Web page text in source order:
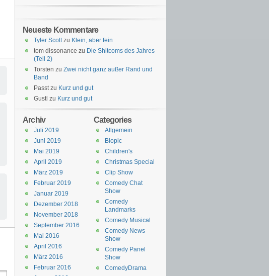
Neueste Kommentare
Tyler Scottzu Klein, aber fein
tom dissonance zu Die Shitcoms des Jahres
(Teil 2)
Torsten zu Zwei nicht ganz außer Rand und
Band
Passtzu Kurz und gut
Gustl zu Kurz und gut
Categories
Allgemein
Biopic
Children's
Christmas Special
Clip Show
Comedy Chat
Show
Comedy
Landmarks
Comedy Musical
Comedy News
Show
Comedy Panel
Show
ComedyDrama
Archiv
Juli 2019
Juni 2019
Mai 2019
April 2019
März 2019
Februar 2019
Januar 2019
Dezember 2018
November 2018
September 2016
Mai 2016
April 2016
März 2016
Februar 2016